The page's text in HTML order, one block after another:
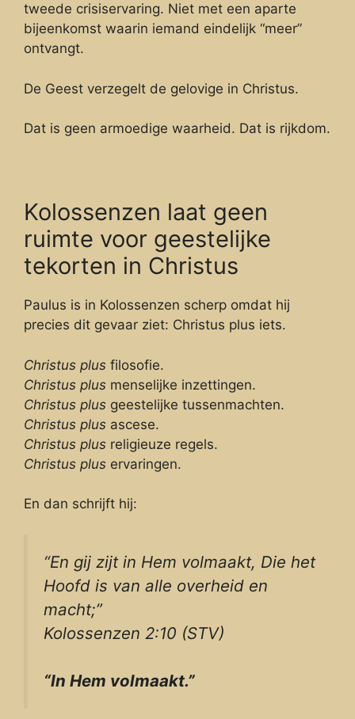
tweede crisiservaring. Niet met een aparte
bijeenkomst waarin iemand eindelijk “meer”
ontvangt.
De Geest verzegelt de gelovige in Christus.
Dat is geen armoedige waarheid. Dat is rijkdom.
Kolossenzen laat geen
ruimte voor geestelijke
tekorten in Christus
Paulus is in Kolossenzen scherp omdat hij
precies dit gevaar ziet: Christus plus iets.
Christus plus filosofie.
Christus plus menselijke inzettingen.
Christus plus geestelijke tussenmachten.
Christus plus ascese.
Christus plus religieuze regels.
Christus plus ervaringen.
En dan schrijft hij:
“En gij zijt in Hem volmaakt, Die het
Hoofd is van alle overheid en
macht;”
Kolossenzen 2:10 (STV)
“In Hem volmaakt.”